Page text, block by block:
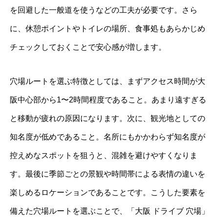
を回避した一般道を使うなどの工夫が必要です。さら
に、休憩ポイントやトイレの場所、食事処もあらかじめ
チェックしておくことで安心感が増します。
穴場ルートを選ぶ特徴としては、まずアクセス時間が大
阪中心部から1〜2時間程度であること。あまり遠すぎる
と移動が疲れの原因になります。次に、観光地としての
知名度が低めであること。名所にもかかわらず知名度が
控えめなスポットを狙うと、混雑を避けやすくなりま
す。最後に季節ごとの景観や時間帯による表情の違いを
楽しめるロケーションであることです。こうした要素を
備えた穴場ルートを選ぶことで、「大阪 ドライブ 穴場」